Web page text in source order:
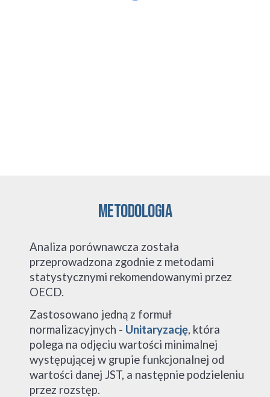
metodologia
Analiza porównawcza została
przeprowadzona zgodnie z metodami
statystycznymi rekomendowanymi przez
OECD.
Zastosowano jedną z formuł
normalizacyjnych - Unitaryzację, która
polega na odjęciu wartości minimalnej
występującej w grupie funkcjonalnej od
wartości danej JST, a następnie podzieleniu
przez rozstęp.